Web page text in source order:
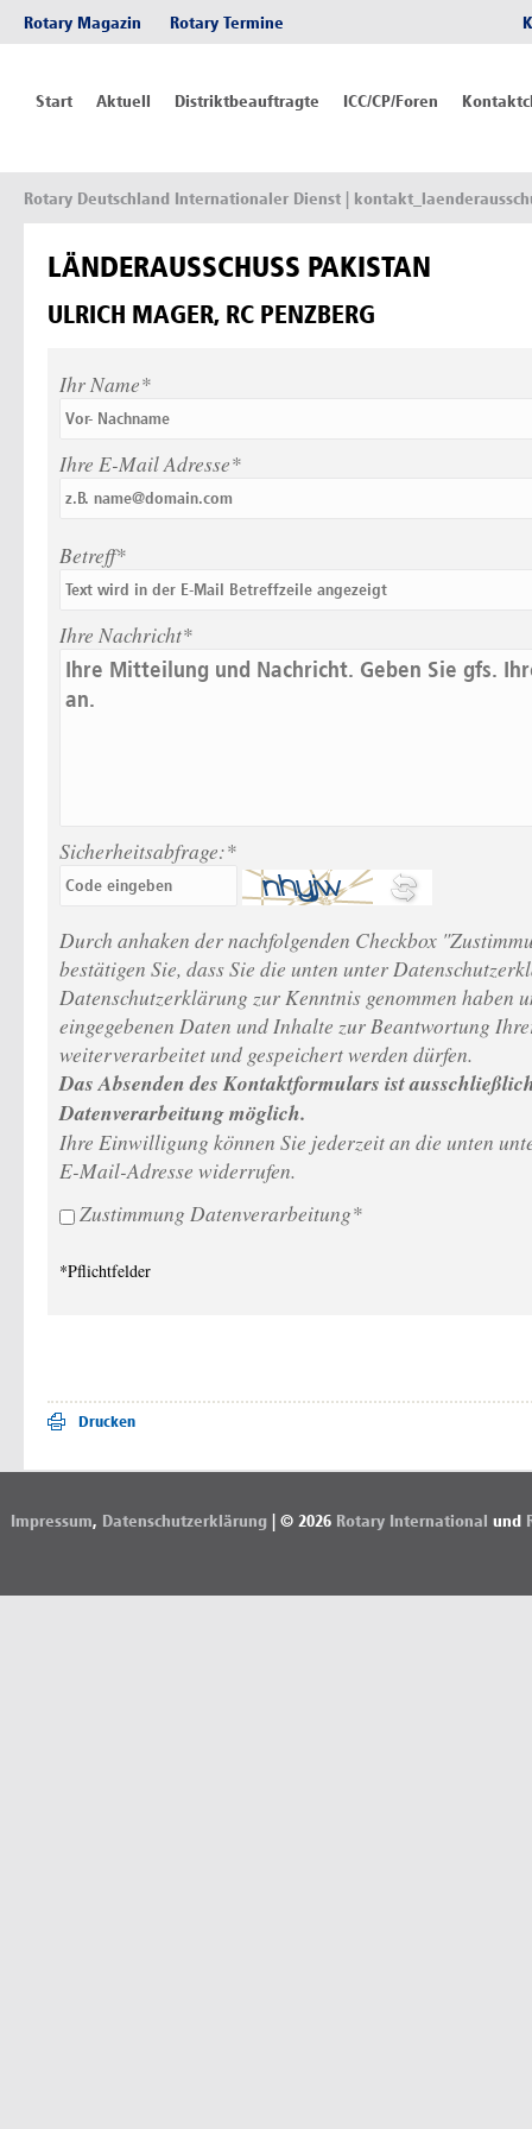
Rotary Magazin Rotary Termine
Start Aktuell Distriktbeauftragte ICC/CP/Foren
Rotary Deutschland Internationaler Dienst |
LÄNDERAUSSCHUSS PAKISTAN
ULRICH MAGER, RC PENZBERG
Ihr Name*
Ihre E-Mail Adresse*
Betreff*
Ihre Nachricht*
Sicherheitsabfrage:*
Durch anhaken der nachfolgenden Checkbox
bestätigen Sie, dass Sie die unten unter
Datenschutzerklärung zur Kenntnis genommen haben
eingegebenen Daten und Inhalte zur Beantwortung
weiterverarbeitet und gespeichert werden dürfen.
Das Absenden des Kontaktformulars ist
Datenverarbeitung möglich.
Ihre Einwilligung können Sie jederzeit an die unten
E-Mail-Adresse widerrufen.
Zustimmung Datenverarbeitung*
*Pflichtfelder
Drucken
Impressum, Datenschutzerklärung | © 2026 Rotary International und